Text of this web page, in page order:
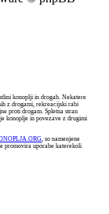
konoplji in drogah. Nekatere
z drogami, rekreacijski rabi
proti drogam. Spletna stran
konoplje in povezave z drugimi
, so namenjene
promovira uporabe katerekoli